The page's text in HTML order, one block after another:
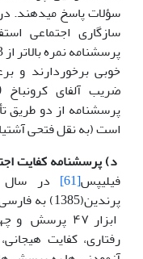
سازگاری اجتماعی
خوبی برخوردارند و
پرسشنامه از دو طریق
است (به نقل فتحی آشتیانی
د) پرسشنامه کفایت
فیلیپس[61]
ابزار ۴۷
رفتاری، کفایت